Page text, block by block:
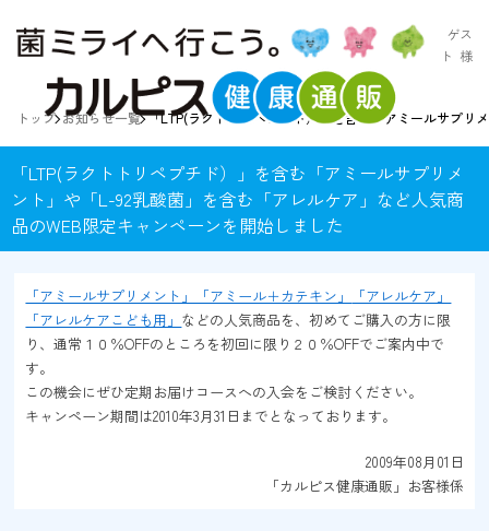
ゲス
ト 様
トップ お知らせ一覧 「LTP(ラクトトリペプチド）」を含む「アミールサプリ
「LTP(ラクトトリペプチド）」を含む「アミールサプリメ
ント」や「L-92乳酸菌」を含む「アレルケア」など人気商
品のWEB限定キャンペーンを開始しました
「アミールサプリメント」「アミール＋カテキン」
「アレルケア」
「アレルケアこども用」 などの人気商品を、初めてご購入の方に限
り、通常１０％OFFのところを初回に限り２０％OFFでご案内中で
す。
この機会にぜひ定期お届けコースへの入会をご検討ください。
キャンペーン期間は2010年3月31日までとなっております。
2009年08月01日
「カルピス健康通販」お客様係